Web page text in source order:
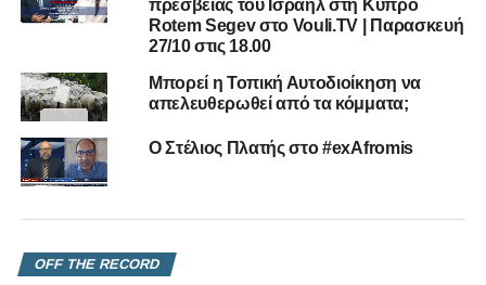
πρεσβείας του Ισραήλ στη Κύπρο
Rotem Segev στο Vouli.TV | Παρασκευή
27/10 στις 18.00
Μπορεί η Τοπική Αυτοδιοίκηση να
απελευθερωθεί από τα κόμματα;
Ο Στέλιος Πλατής στο #exAfromis
OFF THE RECORD